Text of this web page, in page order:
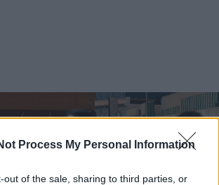
Process My Personal Information
out of the sale, sharing to third parties, or